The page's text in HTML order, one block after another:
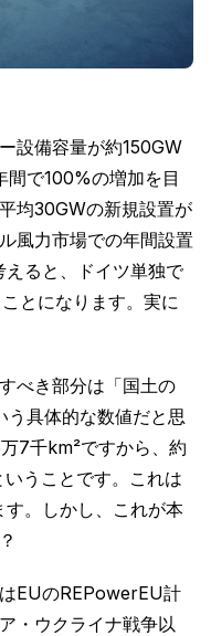
設備容量が約150GW
間で100%の増加を目
均30GWの新規設置が
風力市場での年間設置
ると、ドイツ単独で
とになります。実に
べき部分は「国土の
具体的な数値だと思
7千km²ですから、約
うことです。これは
。しかし、これが本
EUのREPowerEU計
・ウクライナ戦争以